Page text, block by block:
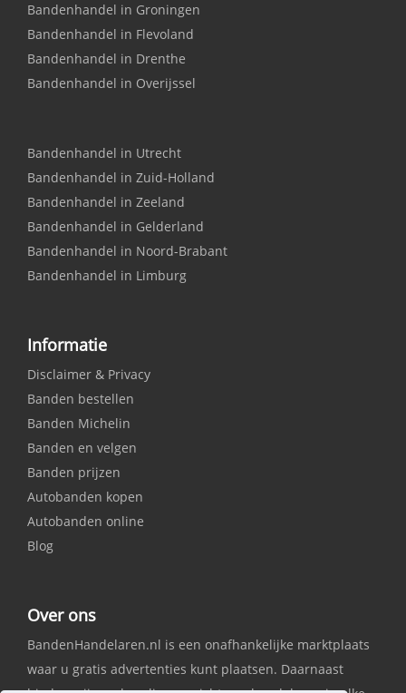
Bandenhandel in Groningen
Bandenhandel in Flevoland
Bandenhandel in Drenthe
Bandenhandel in Overijssel
Bandenhandel in Utrecht
Bandenhandel in Zuid-Holland
Bandenhandel in Zeeland
Bandenhandel in Gelderland
Bandenhandel in Noord-Brabant
Bandenhandel in Limburg
Informatie
Disclaimer & Privacy
Banden bestellen
Banden Michelin
Banden en velgen
Banden prijzen
Autobanden kopen
Autobanden online
Blog
Over ons
BandenHandelaren.nl is een onafhankelijke marktplaats
waar u gratis advertenties kunt plaatsen. Daarnaast